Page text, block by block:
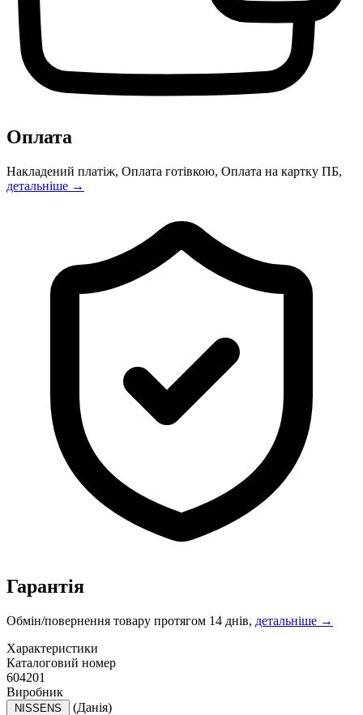
Оплата
Накладений платіж, Оплата готівкою, Оплата на картку ПБ,
детальніше →
Гарантія
Обмін/повернення товару протягом 14 днів, детальніше →
Характеристики
Каталоговий номер
604201
Виробник
(Данія)